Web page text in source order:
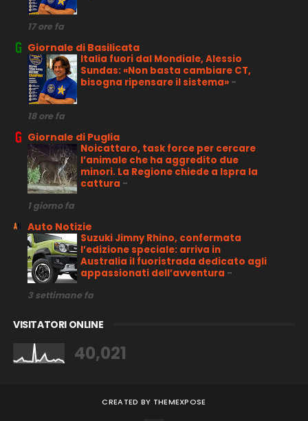
17 ore fa
Giornale di Basilicata
Italia fuori dal Mondiale, Alessio
Sundas: «Non basta cambiare CT,
bisogna ripensare il sistema» -
18 ore fa
Giornale di Puglia
Noicattaro, task force per cercare
l’animale che ha aggredito due
minori. La Regione chiede a Ispra la
cattura -
1 giorno fa
Auto Notizie
Suzuki Jimny Rhino, confermata
l’edizione speciale: arriva in
Australia il fuoristrada dedicato agli
appassionati dell’avventura -
3 settimane fa
VISITATORI ONLINE
40,021
CREATED BY THEMEXPOSE